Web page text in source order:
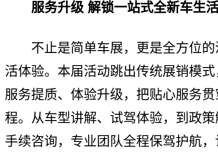
服务升级 解锁一站式全新车生
不止是简单车展，更是全方位的
活体验。本届活动跳出传统展销模
服务提质、体验升级，把贴心服务
程。从车型讲解、试驾体验，到政
手续咨询，专业团队全程保驾护航